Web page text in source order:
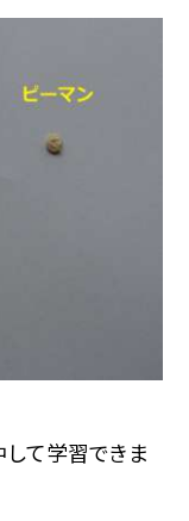
して学習できま